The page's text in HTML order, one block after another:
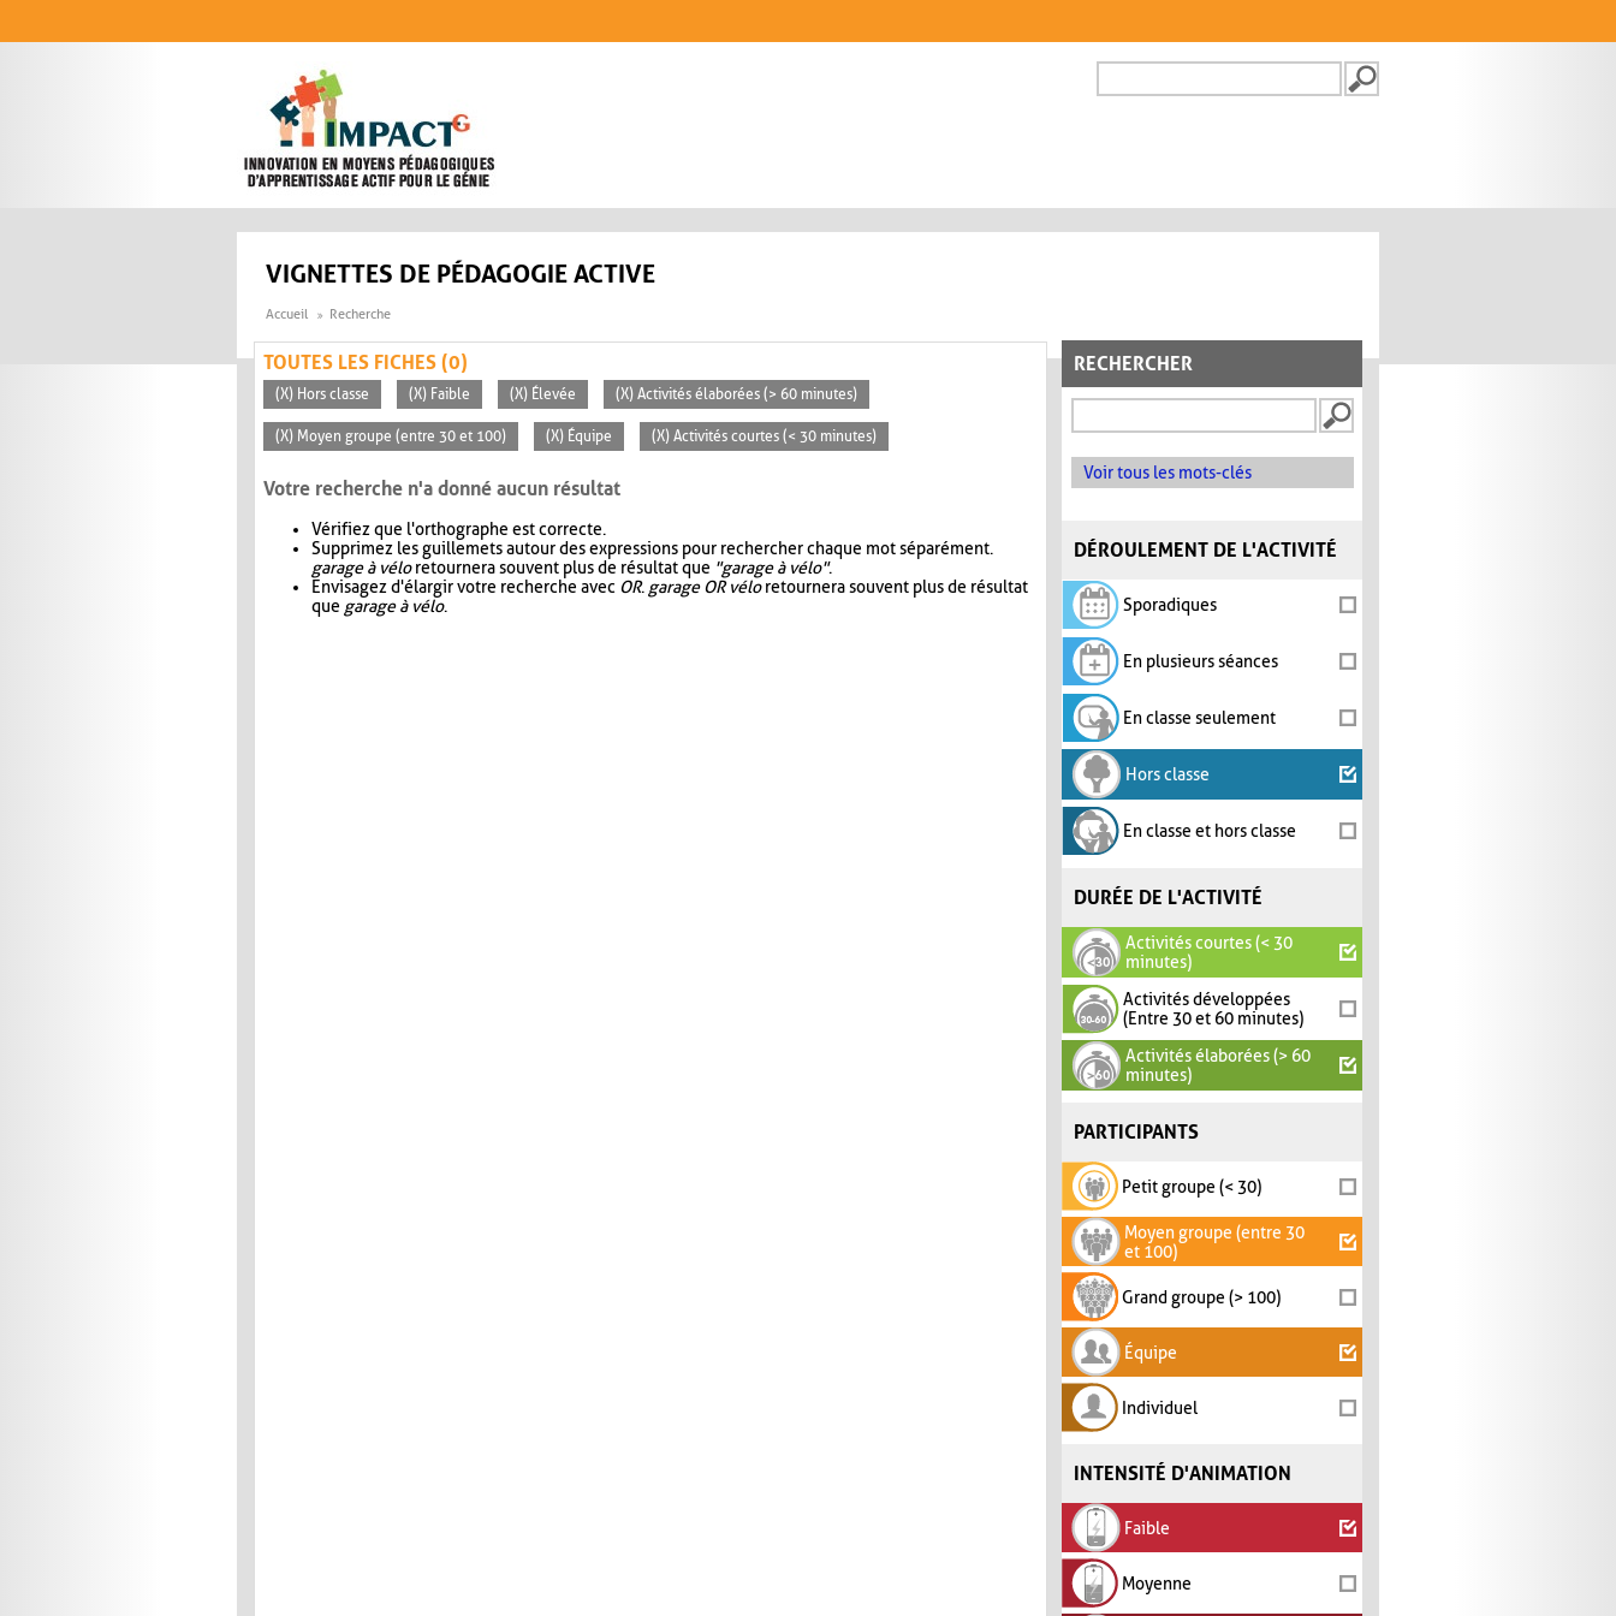
FORMULAIRE DE
VIGNETTES DE PÉDAGOGIE ACTIVE
Accueil Recherche
RECHERCHER
Voir tous les mots-clés
DÉROULEMENT DE L'ACTIVITÉ
Sporadiques
En plusieurs séances
En classe seulement
Hors classe
En classe et hors classe
DURÉE DE L'ACTIVITÉ
Activités courtes (< 30
minutes)
Activités développées
(Entre 30 et 60 minutes)
Activités élaborées (> 60
minutes)
PARTICIPANTS
Petit groupe (< 30)
Moyen groupe (entre 30
et 100)
Grand groupe (> 100)
Équipe
Individuel
INTENSITÉ D'ANIMATION
Faible
Moyenne
TOUTES LES FICHES (0)
(X) Hors classe (X) Faible (X) Élevée (X) Activités élaborées (> 60 minutes)
(X) Moyen groupe (entre 30 et 100) (X) Équipe (X) Activités courtes (< 30 minutes)
Votre recherche n'a donné aucun résultat
Vérifiez que l'orthographe est correcte.
Supprimez les guillemets autour des expressions pour rechercher chaque mot séparément.
garage à véloretournera souvent plus de résultat que "garage à vélo".
Envisagez d'élargir votre recherche avec OR. garage OR véloretournera souvent plus de résultat
que garage à vélo.